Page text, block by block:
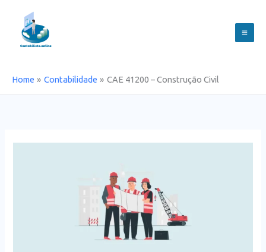
content
Home Contabilidade CAE 41200 – Construção Civil